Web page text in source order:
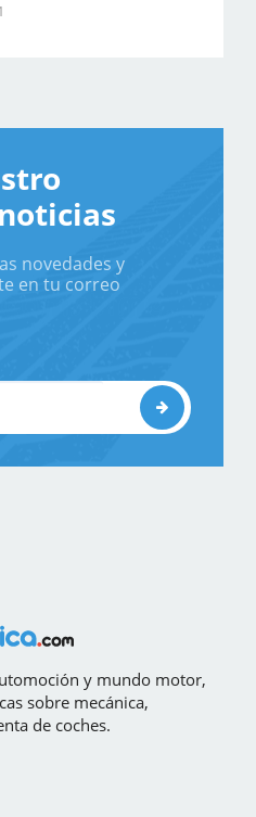
novedades y
en tu correo
y mundo motor,
sobre mecánica,
de coches.